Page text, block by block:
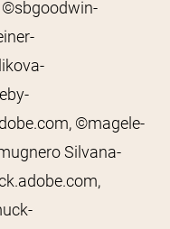
©sbgoodwin-
©magele-
Silvana-